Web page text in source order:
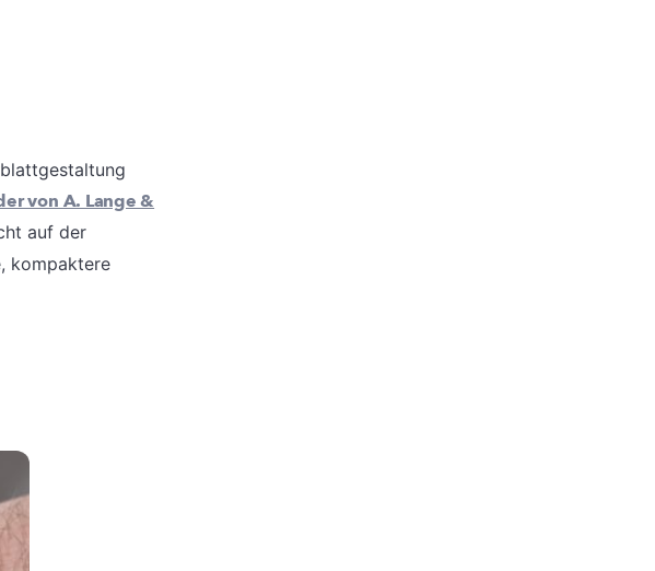
von A. Lange &
auf der
kompaktere